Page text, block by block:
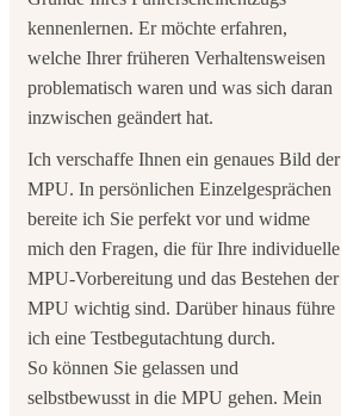
kennenlernen. Er möchte erfahren,
welche Ihrer früheren Verhaltensweisen
problematisch waren und was sich daran
inzwischen geändert hat.
Ich verschaffe Ihnen ein genaues Bild der
MPU. In persönlichen Einzelgesprächen
bereite ich Sie perfekt vor und widme
mich den Fragen, die für Ihre individuelle
MPU-Vorbereitung und das Bestehen der
MPU wichtig sind. Darüber hinaus führe
ich eine Testbegutachtung durch.
So können Sie gelassen und
selbstbewusst in die MPU gehen. Mein